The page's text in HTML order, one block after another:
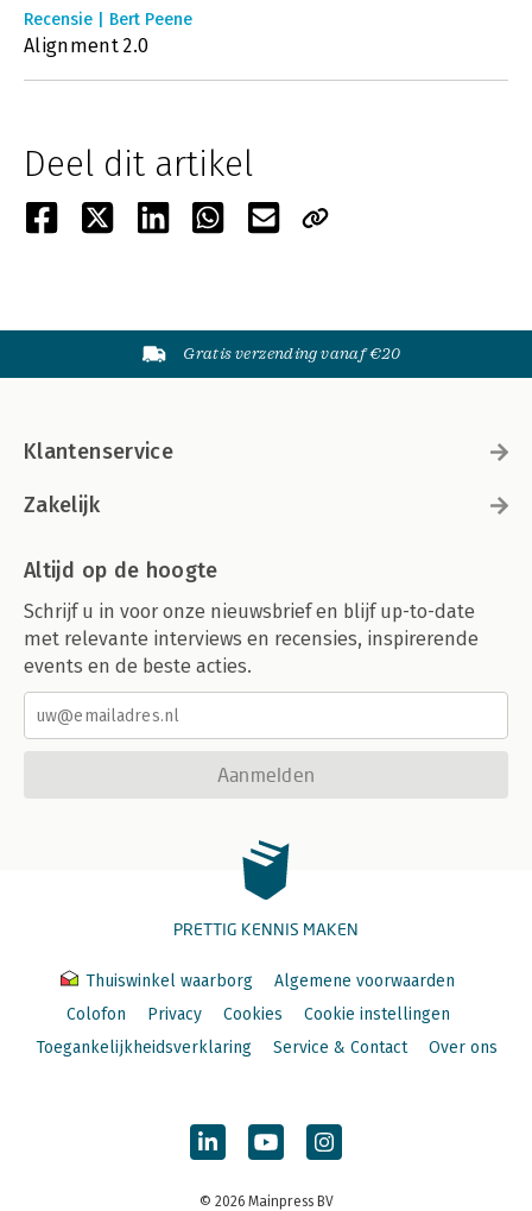
Recensie | Bert Peene
Alignment 2.0
Deel dit artikel
Gratis verzending vanaf €20
Klantenservice
Zakelijk
Altijd op de hoogte
Schrijf u in voor onze nieuwsbrief en blijf up-to-date
met relevante interviews en recensies, inspirerende
events en de beste acties.
Aanmelden
PRETTIG KENNIS MAKEN
Thuiswinkel waarborg
Algemene voorwaarden
Colofon
Privacy Cookies
Cookie instellingen
Toegankelijkheidsverklaring
Service & Contact Over ons
© 2026 Mainpress BV